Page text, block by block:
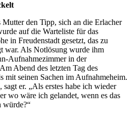
den Tipp, sich an die Erlacher
auf die Warteliste für das
in Freudenstadt gesetzt, das zu
war. Als Notlösung wurde ihm
Aufnahmezimmer in der
Abend des letzten Tag des
mit seinen Sachen im Aufnahmeheim.
er. „Als erstes habe ich wieder
wo wäre ich gelandet, wenn es das
würde?“